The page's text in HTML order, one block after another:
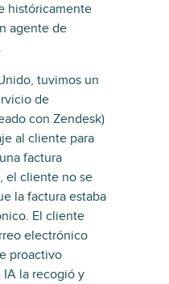
históricamente
agente de
tuvimos un
de
con Zendesk)
al cliente para
factura
el cliente no se
la factura estaba
El cliente
electrónico
proactivo
la recogió y